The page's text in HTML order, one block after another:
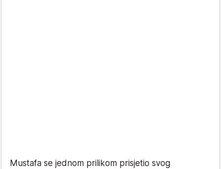
Mustafa se jednom prilikom prisjetio svog